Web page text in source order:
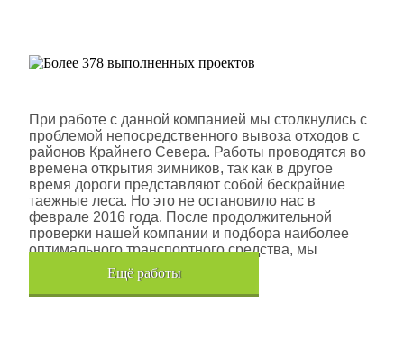
При работе с данной компанией мы столкнулись с
проблемой непосредственного вывоза отходов с
районов Крайнего Севера. Работы проводятся во
времена открытия зимников, так как в другое
время дороги представляют собой бескрайние
таежные леса. Но это не остановило нас в
феврале 2016 года. После продолжительной
проверки нашей компании и подбора наиболее
оптимального транспортного средства, мы
помогли данной компании.
Eщё работы